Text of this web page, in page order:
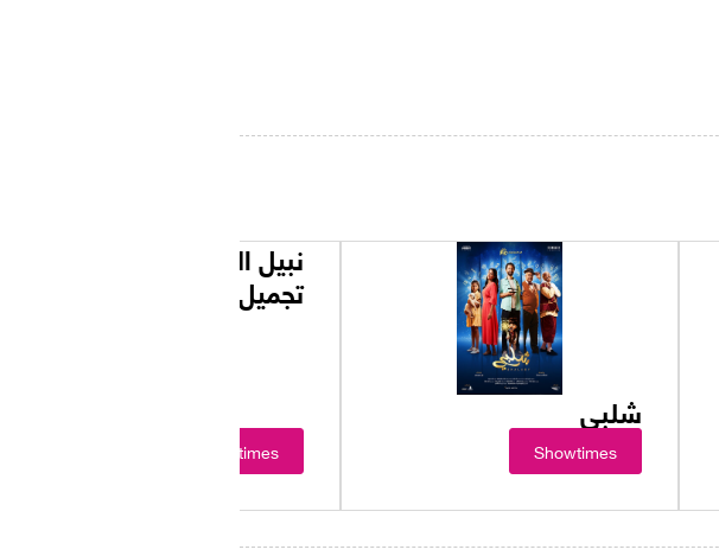
شلبي
Showtimes
نبيل الجميل أخصائي
تجميل
Showtimes